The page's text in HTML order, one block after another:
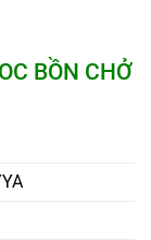
BỒN CHỞ